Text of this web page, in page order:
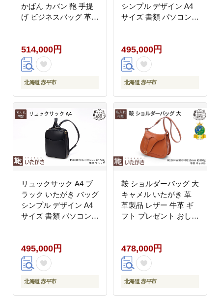
かばん カバン 鞄 手提
げ ビジネスバッグ 革
ル ファッション 北海道
赤平 名入れ無
514,000円
北海道 赤平市
シンプル デザイン A4
サイズ 書類 パソコン
北海道 赤平 名入れ無
495,000円
北海道 赤平市
リュックサック A4 ブ
ラック いたがき バッグ
シンプル デザイン A4
サイズ 書類 パソコン
北海道 赤平 名入れ有
495,000円
北海道 赤平市
鞍 ショルダーバッグ 大
キャメル いたがき 革
革製品 レザー 牛革 ギ
フト プレゼント おしゃ
478,000円
北海道 赤平市